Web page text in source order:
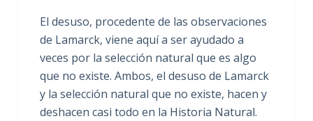
El desuso, procedente de las observaciones
de Lamarck, viene aquí a ser ayudado a
veces por la selección natural que es algo
que no existe. Ambos, el desuso de Lamarck
y la selección natural que no existe, hacen y
deshacen casi todo en la Historia Natural.